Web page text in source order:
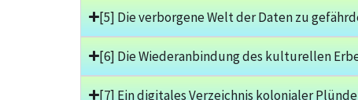
[5] Die verborgene Welt der Daten zu
[6] Die Wiederanbindung des kulturellen
[7] Ein digitales Verzeichnis kolonialer